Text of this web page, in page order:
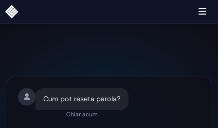
Cum pot reseta parola?
Chiar acum